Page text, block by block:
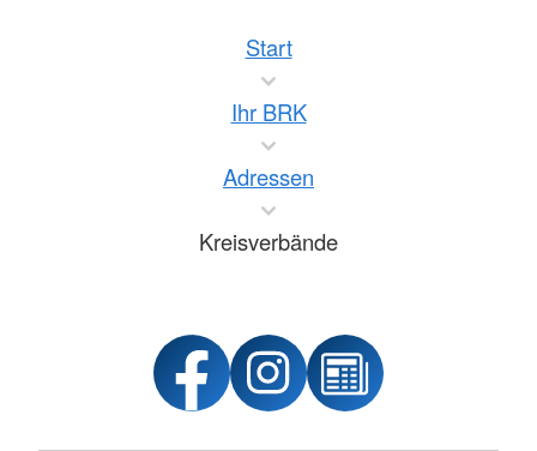
Start
Ihr BRK
Adressen
Kreisverbände